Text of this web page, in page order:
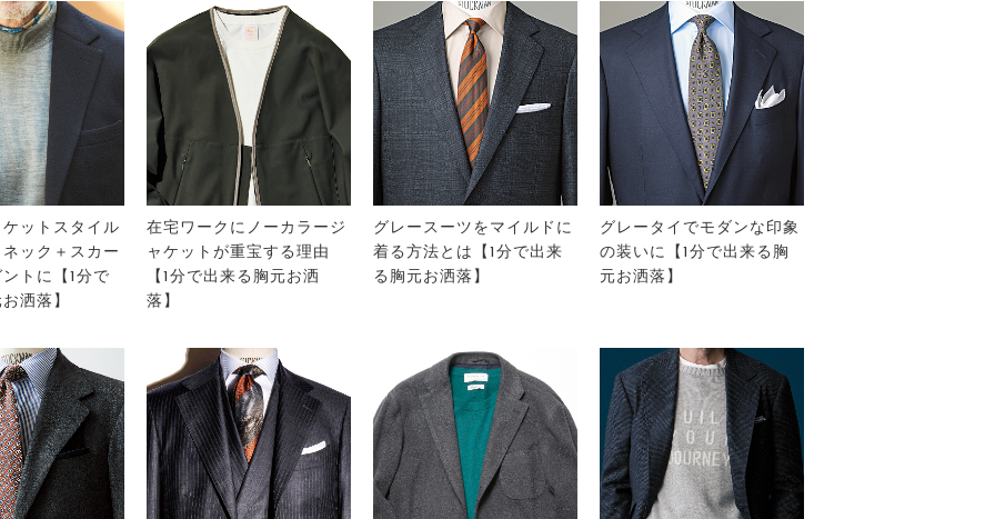
ットスタイル
ック＋スカー
トに【1分で
洒落】
在宅ワークにノーカラージ
ャケットが重宝する理由
【1分で出来る胸元お洒
落】
グレースーツをマイルドに
着る方法とは【1分で出来
る胸元お洒落】
グレータイでモダンな印象
の装いに【1分で出来る胸
元お洒落】